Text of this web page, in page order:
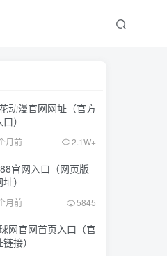
动漫官网网址（官方
）
月前 2.1W+
官网入口（网页版
）
月前 5845
网官网首页入口（官
接）